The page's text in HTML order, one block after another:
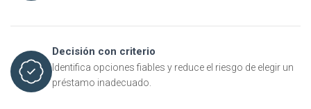
Decisión con criterio
Identifica opciones fiables y reduce el riesgo de elegir un
préstamo inadecuado.